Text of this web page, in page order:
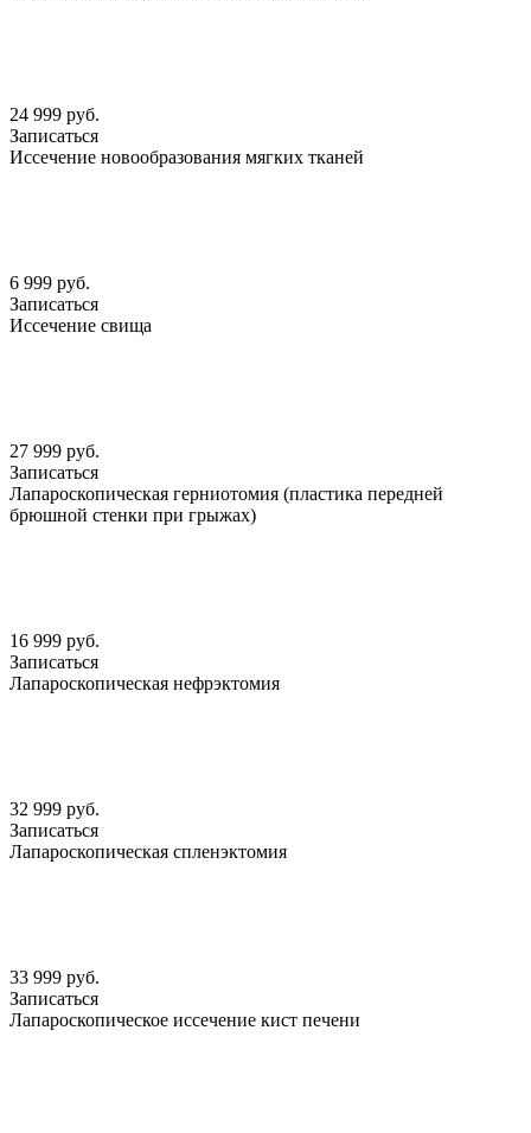
24 999 руб.
Записаться
Иссечение новообразования мягких тканей
6 999 руб.
Записаться
Иссечение свища
27 999 руб.
Записаться
Лапароскопическая герниотомия (пластика передней
брюшной стенки при грыжах)
16 999 руб.
Записаться
Лапароскопическая нефрэктомия
32 999 руб.
Записаться
Лапароскопическая спленэктомия
33 999 руб.
Записаться
Лапароскопическое иссечение кист печени